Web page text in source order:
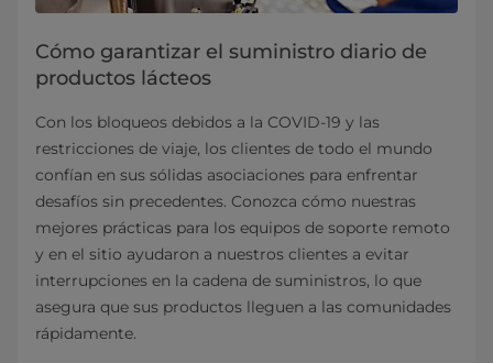
Cómo garantizar el suministro diario de
productos lácteos
Con los bloqueos debidos a la COVID-19 y las
restricciones de viaje, los clientes de todo el mundo
confían en sus sólidas asociaciones para enfrentar
desafíos sin precedentes. Conozca cómo nuestras
mejores prácticas para los equipos de soporte remoto
y en el sitio ayudaron a nuestros clientes a evitar
interrupciones en la cadena de suministros, lo que
asegura que sus productos lleguen a las comunidades
rápidamente.